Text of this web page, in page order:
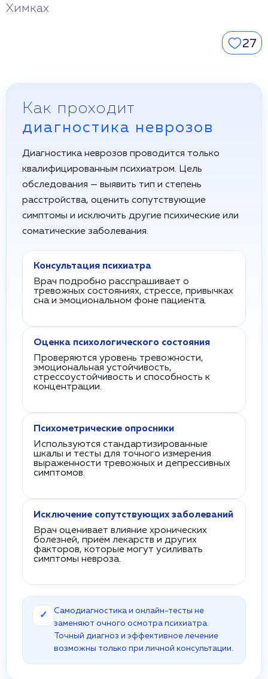
Химках
27
Как проходит
диагностика неврозов
Диагностика неврозов проводится только
квалифицированным психиатром. Цель
обследования — выявить тип и степень
расстройства, оценить сопутствующие
симптомы и исключить другие психические или
соматические заболевания.
Консультация психиатра
Врач подробно расспрашивает о
тревожных состояниях, стрессе, привычках
сна и эмоциональном фоне пациента.
Оценка психологического состояния
Проверяются уровень тревожности,
эмоциональная устойчивость,
стрессоустойчивость и способность к
концентрации.
Психометрические опросники
Используются стандартизированные
шкалы и тесты для точного измерения
выраженности тревожных и депрессивных
симптомов.
Исключение сопутствующих заболеваний
Врач оценивает влияние хронических
болезней, приём лекарств и других
факторов, которые могут усиливать
симптомы невроза.
✓
Самодиагностика и онлайн-тесты не
заменяют очного осмотра психиатра.
Точный диагноз и эффективное лечение
возможны только при личной консультации.